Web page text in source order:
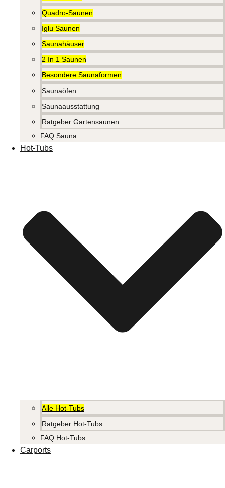
Quadro-Saunen
Iglu Saunen
Saunahäuser
2 In 1 Saunen
Besondere Saunaformen
Saunaöfen
Saunaausstattung
Ratgeber Gartensaunen
FAQ Sauna
Hot-Tubs
Alle Hot-Tubs
Ratgeber Hot-Tubs
FAQ Hot-Tubs
Carports